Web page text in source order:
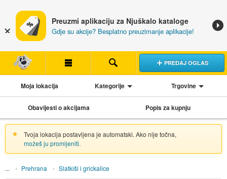
Preuzmi aplikaciju za Njuškalo kataloge
Gdje su akcije? Besplatno preuzimanje aplikacije!
PREDAJ OGLAS
Moja lokacija Kategorije Trgovine
Obavijesti o akcijama Popis za kupnju
Tvoja lokacija postavljena je automatski. Ako nije točna,
možeš ju promijeniti.
Prehrana
Slatkiši i grickalice